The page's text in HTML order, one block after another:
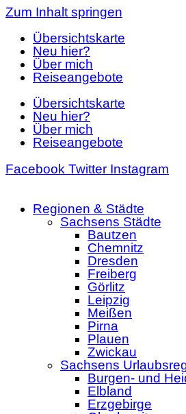
Zum Inhalt springen
Übersichtskarte
Neu hier?
Über mich
Reiseangebote
Übersichtskarte
Neu hier?
Über mich
Reiseangebote
Facebook Twitter Instagram
Regionen & Städte
Sachsens Städte
Bautzen
Chemnitz
Dresden
Freiberg
Görlitz
Leipzig
Meißen
Pirna
Plauen
Zwickau
Sachsens
Burgen- und
Elbland
Erzgebirge